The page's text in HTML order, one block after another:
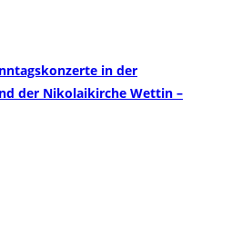
in der
der Nikolaikirche Wettin –